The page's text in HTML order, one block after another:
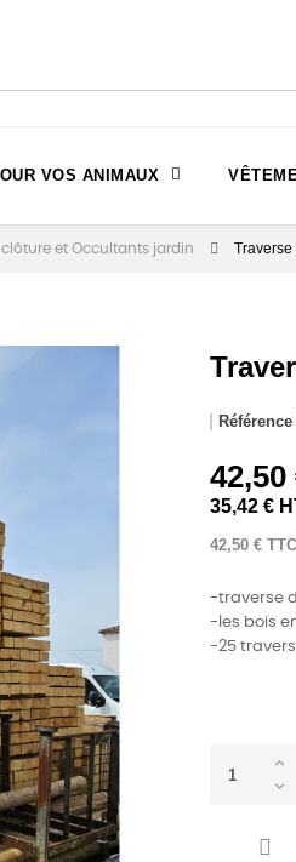
VOS ANIMAUX
clôture et Occultants jardin Traverse
Référence
42,50
35,42 €
42,50 €
-traverse
-les bois
-25